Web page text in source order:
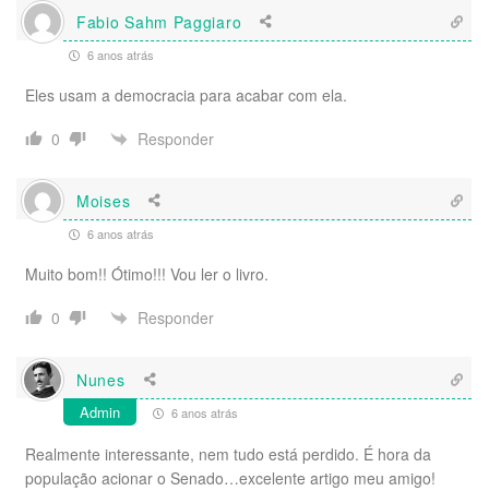
Fabio Sahm Paggiaro
6 anos atrás
Eles usam a democracia para acabar com ela.
0
Responder
Moises
6 anos atrás
Muito bom!! Ótimo!!! Vou ler o livro.
0
Responder
Nunes
Admin 6 anos atrás
Realmente interessante, nem tudo está perdido. É hora da
população acionar o Senado…excelente artigo meu amigo!